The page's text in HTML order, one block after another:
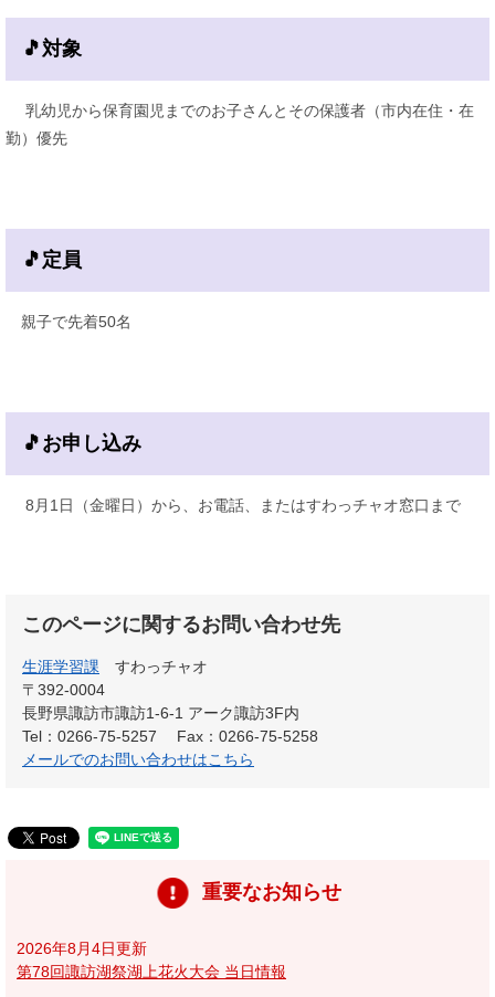
🎵対象
乳幼児から保育園児までのお子さんとその保護者（市内在住・在
勤）優先
🎵定員
親子で先着50名
🎵お申し込み
8月1日（金曜日）から、お電話、またはすわっチャオ窓口まで
このページに関するお問い合わせ先
生涯学習課
すわっチャオ
〒392-0004
長野県諏訪市諏訪1-6-1 アーク諏訪3F内
Tel：0266-75-5257
Fax：0266-75-5258
メールでのお問い合わせはこちら
重要なお知らせ
2026年8月4日更新
第78回諏訪湖祭湖上花火大会 当日情報